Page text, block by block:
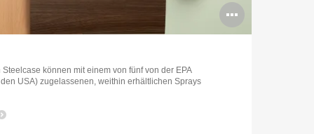
öffnen
können mit einem von fünf von der EPA
USA) zugelassenen, weithin erhältlichen Sprays